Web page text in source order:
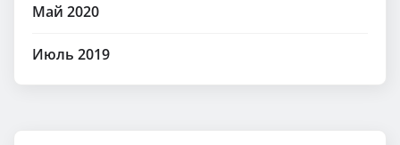
Май 2020
Июль 2019